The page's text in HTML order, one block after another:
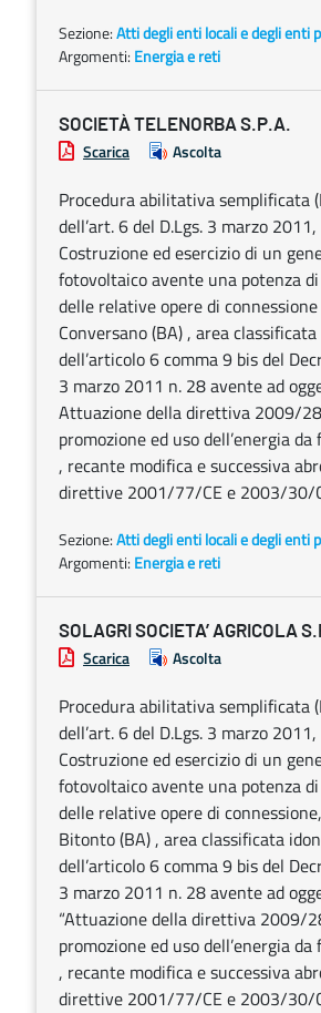
Sezione:Atti degli enti locali e degli enti
Argomenti: Energia e reti
SOCIETÀ TELENORBA S.P.A.
Scarica Ascolta
Procedura abilitativa semplificata
dell’art. 6 del D.Lgs. 3 marzo
Costruzione ed esercizio di un
fotovoltaico avente una potenza
delle relative opere di
Conversano (BA) , area
dell’articolo 6 comma 9 bis del
3 marzo 2011 n. 28 avente ad
Attuazione della direttiva 2009/
promozione ed uso dell’energia
, recante modifica e successiva
direttive 2001/77/CE e 2003/30/
Sezione:Atti degli enti locali e degli enti
Argomenti: Energia e reti
SOLAGRI SOCIETA’ AGRICOLA
Scarica Ascolta
Procedura abilitativa semplificata
dell’art. 6 del D.Lgs. 3 marzo
Costruzione ed esercizio di un
fotovoltaico avente una potenza
delle relative opere di
Bitonto (BA) , area classificata
dell’articolo 6 comma 9 bis del
3 marzo 2011 n. 28 avente ad
“Attuazione della direttiva 2009/
promozione ed uso dell’energia
, recante modifica e successiva
direttive 2001/77/CE e 2003/30/